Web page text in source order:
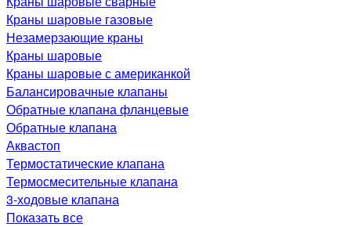
Краны шаровые газовые
Незамерзающие краны
Краны шаровые
Краны шаровые с американкой
Балансировачные клапаны
Обратные клапана фланцевые
Обратные клапана
Аквастоп
Термостатические клапана
Термосмесительные клапана
3-ходовые клапана
Показать все